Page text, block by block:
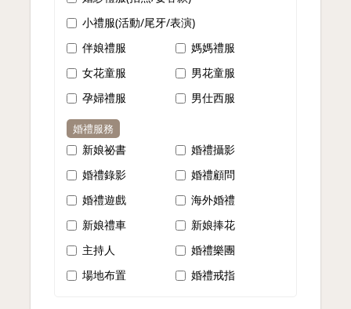
小禮服(活動/尾牙/表演)
伴娘禮服
媽媽禮服
女花童服
男花童服
孕婦禮服
男仕西服
婚禮服務
新娘祕書
婚禮攝影
婚禮錄影
婚禮顧問
婚禮遊戲
海外婚禮
新娘禮車
新娘捧花
主持人
婚禮樂團
場地布置
婚禮戒指